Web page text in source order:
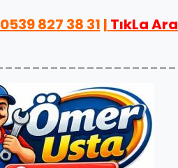
0539 827 38 31 | TıkLa Ara